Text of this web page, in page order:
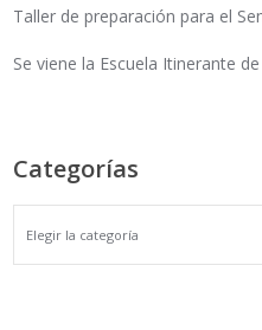
Taller de preparación para el
Se viene la Escuela Itinerante
Categorías